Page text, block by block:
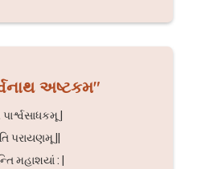
અષ્ટકમ"
|
પરાયણમૂ ||
મહાશયાં : |